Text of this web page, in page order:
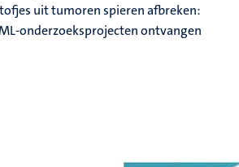
uit tumoren spieren afbreken:
onderzoeksprojecten ontvangen